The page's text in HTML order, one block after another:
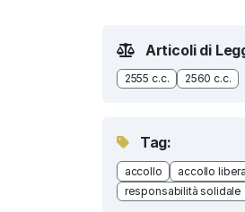
Articoli di
2555 c.c. 2560 c.c.
Tag:
accollo accollo
responsabilità